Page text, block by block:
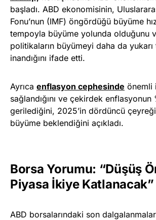
başladı. ABD ekonomisinin,
Fonu’nun (IMF) öngördüğü büyüme
tempoyla büyüme yolunda olduğunu
politikaların büyümeyi daha da yukarı
inandığını ifade etti.
Ayrıca enflasyon cephesinde önemli
sağlandığını ve çekirdek
gerilediğini, 2025’in dördüncü
büyüme beklendiğini açıkladı.
Borsa Yorumu: “Düşüş
Piyasa İkiye Katlanacak”
ABD borsalarındaki son